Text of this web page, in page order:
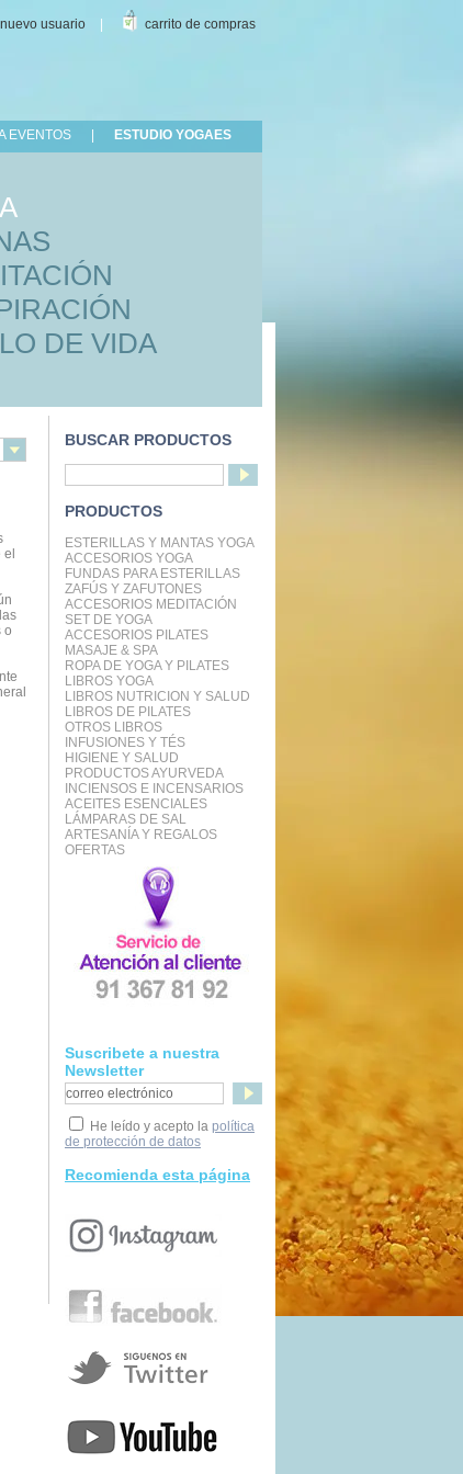
nuevo usuario carrito de compras
EVENTOS ESTUDIO YOGAES
DE VIDA
o
BUSCAR PRODUCTOS
PRODUCTOS
ESTERILLAS Y MANTAS YOGA
ACCESORIOS YOGA
FUNDAS PARA ESTERILLAS
ZAFÚS Y ZAFUTONES
ACCESORIOS MEDITACIÓN
SET DE YOGA
ACCESORIOS PILATES
MASAJE & SPA
ROPA DE YOGA Y PILATES
LIBROS YOGA
LIBROS NUTRICION Y SALUD
LIBROS DE PILATES
OTROS LIBROS
INFUSIONES Y TÉS
HIGIENE Y SALUD
PRODUCTOS AYURVEDA
INCIENSOS E INCENSARIOS
ACEITES ESENCIALES
LÁMPARAS DE SAL
ARTESANÍA Y REGALOS
OFERTAS
Suscribete a nuestra
Newsletter
He leído y acepto la política
de protección de datos
Recomienda esta página